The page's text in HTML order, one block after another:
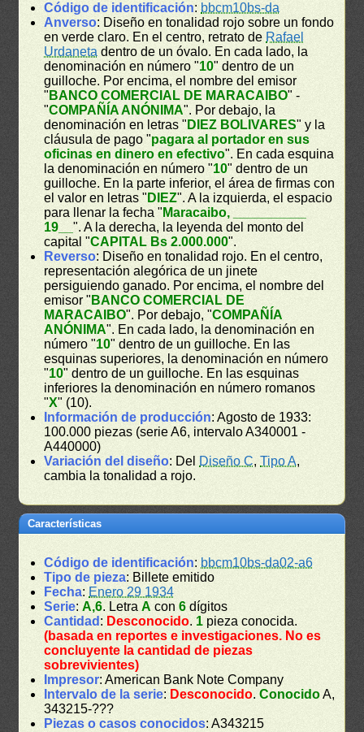
Código de identificación: bbcm10bs-da
Anverso: Diseño en tonalidad rojo sobre un fondo
en verde claro. En el centro, retrato de Rafael
Urdaneta dentro de un óvalo. En cada lado, la
denominación en número "10" dentro de un
guilloche. Por encima, el nombre del emisor
" BANCO COMERCIAL DE MARACAIBO" -
"COMPAÑÍA ANÓNIMA". Por debajo, la
denominación en letras " DIEZ BOLIVARES" y la
cláusula de pago "pagara al portador en sus
oficinas en dinero en efectivo". En cada esquina
la denominación en número "10" dentro de un
guilloche. En la parte inferior, el área de firmas con
el valor en letras " DIEZ". A la izquierda, el espacio
para llenar la fecha " Maracaibo, __________
19__". A la derecha, la leyenda del monto del
capital "CAPITAL Bs 2.000.000".
Reverso: Diseño en tonalidad rojo. En el centro,
representación alegórica de un jinete
persiguiendo ganado. Por encima, el nombre del
emisor " BANCO COMERCIAL DE
MARACAIBO". Por debajo, "COMPAÑÍA
ANÓNIMA". En cada lado, la denominación en
número "10" dentro de un guilloche. En las
esquinas superiores, la denominación en número
"10" dentro de un guilloche. En las esquinas
inferiores la denominación en número romanos
"X" (10).
Información de producción: Agosto de 1933:
100.000 piezas (serie A6, intervalo A340001 -
A440000)
Variación del diseño: Del Diseño C,Tipo A,
cambia la tonalidad a rojo.
Características
Código de identificación: bbcm10bs-da02-a6
Tipo de pieza: Billete emitido
Fecha: Enero 29 1934
Serie:A,6. Letra A con6 dígitos
Cantidad : Desconocido. 1 pieza conocida.
(basada en reportes e investigaciones. No es
concluyente la cantidad de piezas
sobrevivientes)
Impresor: American Bank Note Company
Intervalo de la serie: Desconocido.ConocidoA,
343215-???
Piezas o casos conocidos: A343215